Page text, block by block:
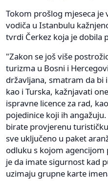
Tokom prošlog mjeseca je
vodiča u Istanbulu
tvrdi Čerkez koja je dobila
"Zakon se još više
turizma u Bosni i
državljana, smatram da
kao i Turska, kažnjavati
ispravne licence za rad,
pojedinice koji ih
birate provjerenu
sve uključeno u paket
odluku s kojom agencijom
je da imate sigurnost kad
uzimaju grupne karte